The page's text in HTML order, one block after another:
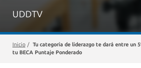
UDDTV
Inicio / Tu categoría de liderazgo te dará entre un
tu BECA Puntaje Ponderado